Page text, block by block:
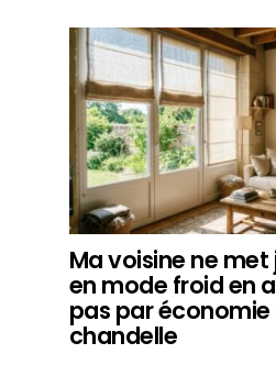
Ma voisine ne
en mode froid en
pas par
chandelle